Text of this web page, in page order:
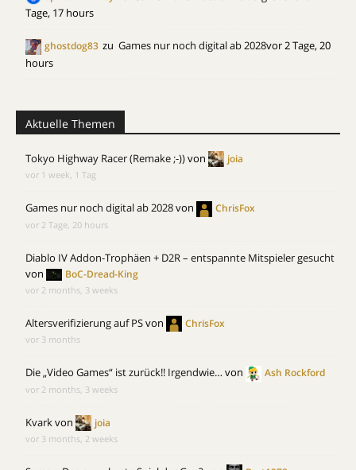
Tage, 17 hours
ghostdog83 zu Games nur noch digital ab 2028vor 2 Tage, 20
hours
Aktuelle Themen
Tokyo Highway Racer (Remake ;-))von joia
vor 1 week, 1 Tag
Games nur noch digital ab 2028von ChrisFox
vor 2 Tage, 20 hours
Diablo IV Addon-Trophäen + D2R – entspannte Mitspieler gesucht
von
BoC-Dread-King
vor 2 months, 3 weeks
Altersverifizierung auf PSvon ChrisFox
vor 3 months
Die „Video Games“ ist zurück!! Irgendwie…von Ash Rockford
vor 2 months, 3 weeks
Kvarkvon joia
vor 3 months, 2 weeks